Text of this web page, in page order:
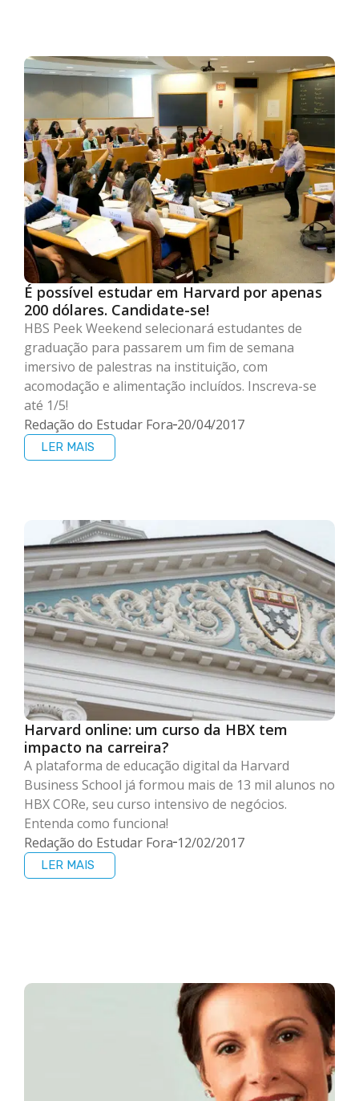
É possível estudar em Harvard por apenas
200 dólares. Candidate-se!
HBS Peek Weekend selecionará estudantes de
graduação para passarem um fim de semana
imersivo de palestras na instituição, com
acomodação e alimentação incluídos. Inscreva-se
até 1/5!
Redação do Estudar Fora 20/04/2017
LER MAIS
Harvard online: um curso da HBX tem
impacto na carreira?
A plataforma de educação digital da Harvard
Business School já formou mais de 13 mil alunos no
HBX CORe, seu curso intensivo de negócios.
Entenda como funciona!
Redação do Estudar Fora 12/02/2017
LER MAIS